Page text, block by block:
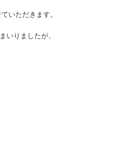
いただきます。
いりましたが、